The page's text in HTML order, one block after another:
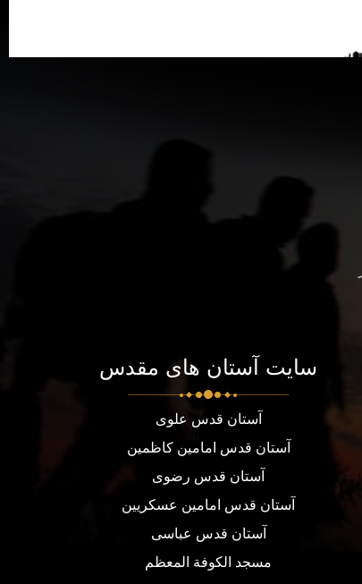
سایت آستان های مقدس
آستان قدس علوی
آستان قدس امامین کاظمین
آستان قدس رضوی
آستان قدس امامین عسکریین
آستان قدس عباسی
مسجد الكوفة المعظم